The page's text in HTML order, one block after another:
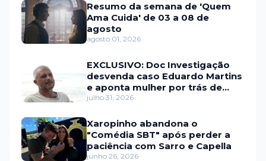
Resumo da semana de 'Quem
Ama Cuida' de 03 a 08 de
agosto
agosto 01, 2026
EXCLUSIVO: Doc Investigação
desvenda caso Eduardo Martins
e aponta mulher por trás de
fraude internacional
julho 31, 2026
Xaropinho abandona o
"Comédia SBT" após perder a
paciência com Sarro e Capella
junho 26, 2026